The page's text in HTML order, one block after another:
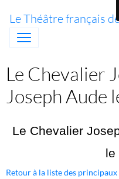
Le Théâtre français
Le Chevalier
Joseph Aude
Le Chevalier
le
Retour à la liste des